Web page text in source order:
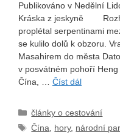
Publikováno v Nedělní
Kráska z jeskyně
proplétal serpentinami
se kulilo dolů k obzoru.
Masahirem do města
v posvátném pohoří
Čína, … Číst dál
Rubriky
články o cestování
Štítky
Čína, hory, národní